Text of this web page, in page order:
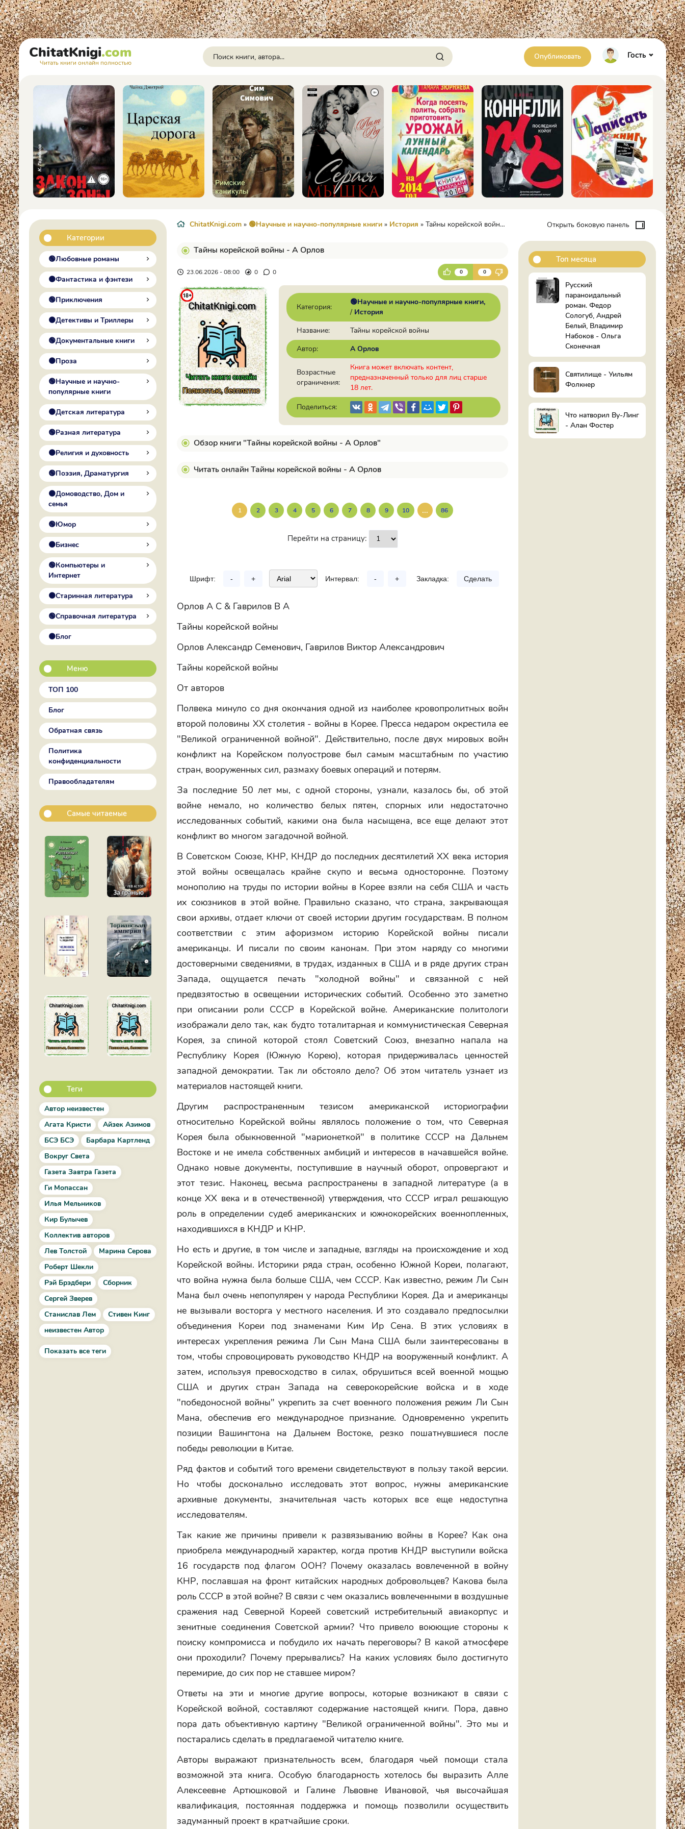
ChitatKnigi.com
Читать книги онлайн полностью
Опубликовать Гость
Категории
🟢Любовные романы
🟠Фантастика и фэнтези
🟢Приключения
🟠Детективы и Триллеры
🟢Документальные книги
🟠Проза
🟢Научные и научно-
популярные книги
🟠Детская литература
🟢Разная литература
🟠Религия и духовность
🟢Поэзия, Драматургия
🟠Домоводство, Дом и
семья
🟢Юмор
🟠Бизнес
🟢Компьютеры и
Интернет
🟠Старинная литература
🟢Справочная литература
🟠Блог
Меню
ТОП 100
Блог
Обратная связь
Политика
конфиденциальности
Правообладателям
Самые читаемые
Теги
Автор неизвестен
Агата Кристи
Айзек Азимов
БСЭ БСЭ
Барбара Картленд
Вокруг Света
Газета Завтра Газета
Ги Мопассан
Илья Мельников
Кир Булычев
Коллектив авторов
Лев Толстой
Марина Серова
Роберт Шекли
Рэй Брэдбери
Сборник
Сергей Зверев
Станислав Лем
Стивен Кинг
неизвестен Автор
Показать все теги
ChitatKnigi.com » 🟢Научные и научно-популярные книги » История » Тайны корейской войны - А Орлов
Тайны корейской войны - А Орлов
23.06.2026 - 08:00 0 0 0 0
Категория:
🟢Научные и научно-популярные книги
/ История
Название:
Тайны корейской войны
Автор:
А Орлов
Возрастные
ограничения:
Книга может включать контент,
предназначенный только для лиц старше
18 лет.
Поделиться:
Обзор книги "Тайны корейской войны - А Орлов"
Читать онлайн Тайны корейской войны - А Орлов
1 2 3 4 5 6 7 8 9 10 ... 86
Перейти на страницу:
Шрифт: - + Интервал: - + Закладка: Сделать
Орлов А С & Гаврилов В А
Тайны корейской войны
Орлов Александр Семенович, Гаврилов Виктор Александрович
Тайны корейской войны
От авторов
Полвека минуло со дня окончания одной из наиболее кровопролитных войн
второй половины ХХ столетия - войны в Корее. Пресса недаром окрестила ее
"Великой ограниченной войной". Действительно, после двух мировых войн
конфликт на Корейском полуострове был самым масштабным по участию
стран, вооруженных сил, размаху боевых операций и потерям.
За последние 50 лет мы, с одной стороны, узнали, казалось бы, об этой
войне немало, но количество белых пятен, спорных или недостаточно
исследованных событий, какими она была насыщена, все еще делают этот
конфликт во многом загадочной войной.
В Советском Союзе, КНР, КНДР до последних десятилетий ХХ века история
этой войны освещалась крайне скупо и весьма односторонне. Поэтому
монополию на труды по истории войны в Корее взяли на себя США и часть
их союзников в этой войне. Правильно сказано, что страна, закрывающая
свои архивы, отдает ключи от своей истории другим государствам. В полном
соответствии с этим афоризмом историю Корейской войны писали
американцы. И писали по своим канонам. При этом наряду со многими
достоверными сведениями, в трудах, изданных в США и в ряде других стран
Запада, ощущается печать "холодной войны" и связанной с ней
предвзятостью в освещении исторических событий. Особенно это заметно
при описании роли СССР в Корейской войне. Американские политологи
изображали дело так, как будто тоталитарная и коммунистическая Северная
Корея, за спиной которой стоял Советский Союз, внезапно напала на
Республику Корея (Южную Корею), которая придерживалась ценностей
западной демократии. Так ли обстояло дело? Об этом читатель узнает из
материалов настоящей книги.
Другим распространенным тезисом американской историографии
относительно Корейской войны являлось положение о том, что Северная
Корея была обыкновенной "марионеткой" в политике СССР на Дальнем
Востоке и не имела собственных амбиций и интересов в начавшейся войне.
Однако новые документы, поступившие в научный оборот, опровергают и
этот тезис. Наконец, весьма распространены в западной литературе (а в
конце ХХ века и в отечественной) утверждения, что СССР играл решающую
роль в определении судеб американских и южнокорейских военнопленных,
находившихся в КНДР и КНР.
Но есть и другие, в том числе и западные, взгляды на происхождение и ход
Корейской войны. Историки ряда стран, особенно Южной Кореи, полагают,
что война нужна была больше США, чем СССР. Как известно, режим Ли Сын
Мана был очень непопулярен у народа Республики Корея. Да и американцы
не вызывали восторга у местного населения. И это создавало предпосылки
объединения Кореи под знаменами Ким Ир Сена. В этих условиях в
интересах укрепления режима Ли Сын Мана США были заинтересованы в
том, чтобы спровоцировать руководство КНДР на вооруженный конфликт. А
затем, используя превосходство в силах, обрушиться всей военной мощью
США и других стран Запада на северокорейские войска и в ходе
"победоносной войны" укрепить за счет военного положения режим Ли Сын
Мана, обеспечив его международное признание. Одновременно укрепить
позиции Вашингтона на Дальнем Востоке, резко пошатнувшиеся после
победы революции в Китае.
Ряд фактов и событий того времени свидетельствуют в пользу такой версии.
Но чтобы досконально исследовать этот вопрос, нужны американские
архивные документы, значительная часть которых все еще недоступна
исследователям.
Так какие же причины привели к развязыванию войны в Корее? Как она
приобрела международный характер, когда против КНДР выступили войска
16 государств под флагом ООН? Почему оказалась вовлеченной в войну
КНР, пославшая на фронт китайских народных добровольцев? Какова была
роль СССР в этой войне? В связи с чем оказались вовлеченными в воздушные
сражения над Северной Кореей советский истребительный авиакорпус и
зенитные соединения Советской армии? Что привело воюющие стороны к
поиску компромисса и побудило их начать переговоры? В какой атмосфере
они проходили? Почему прерывались? На каких условиях было достигнуто
перемирие, до сих пор не ставшее миром?
Ответы на эти и многие другие вопросы, которые возникают в связи с
Корейской войной, составляют содержание настоящей книги. Пора, давно
пора дать объективную картину "Великой ограниченной войны". Это мы и
постарались сделать в предлагаемой читателю книге.
Авторы выражают признательность всем, благодаря чьей помощи стала
возможной эта книга. Особую благодарность хотелось бы выразить Алле
Алексеевне Артюшковой и Галине Львовне Ивановой, чья высочайшая
квалификация, постоянная поддержка и помощь позволили осуществить
задуманный проект в кратчайшие сроки.
Открыть боковую панель
Топ месяца
Русский
параноидальный
роман. Федор
Сологуб, Андрей
Белый, Владимир
Набоков - Ольга
Сконечная
Святилище - Уильям
Фолкнер
Что натворил Ву-Линг
- Алан Фостер